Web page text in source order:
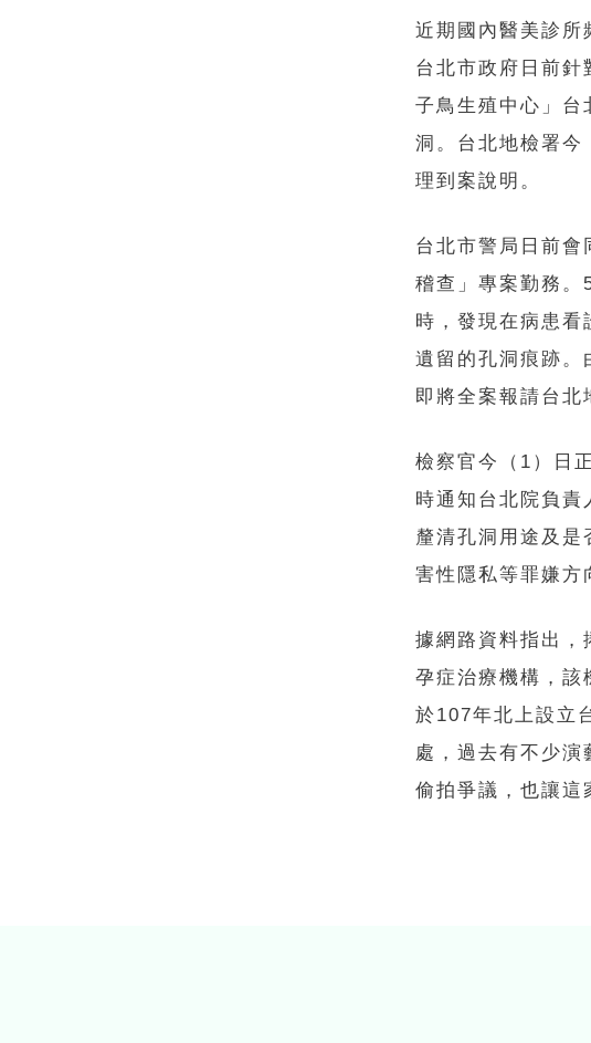
近期國內醫美診所
台北市政府日前針
子鳥生殖中心」台
洞。台北地檢署今
理到案說明。
台北市警局日前會
稽查」專案勤務。
時，發現在病患看
遺留的孔洞痕跡。
即將全案報請台北
檢察官今（1）日
時通知台北院負責
釐清孔洞用途及是
害性隱私等罪嫌方
據網路資料指出，
孕症治療機構，該
於107年北上設立
處，過去有不少
偷拍爭議，也讓這